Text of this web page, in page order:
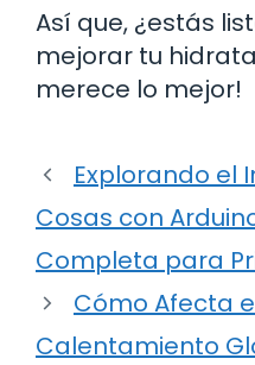
Así que, ¿estás
mejorar tu
merece lo mejor!
Explorando el
Cosas con
Completa para
Cómo Afecta
Calentamiento